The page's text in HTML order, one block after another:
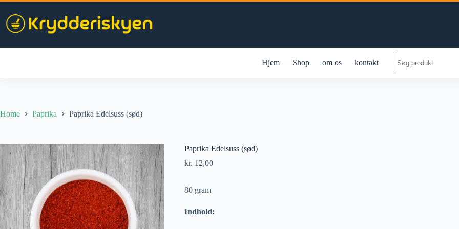
Skip
content
Hjem Shop om os kontakt
results
Home Paprika Paprika Edelsuss (sød)
Paprika Edelsuss (sød)
kr. 12,00
80 gram
Indhold: